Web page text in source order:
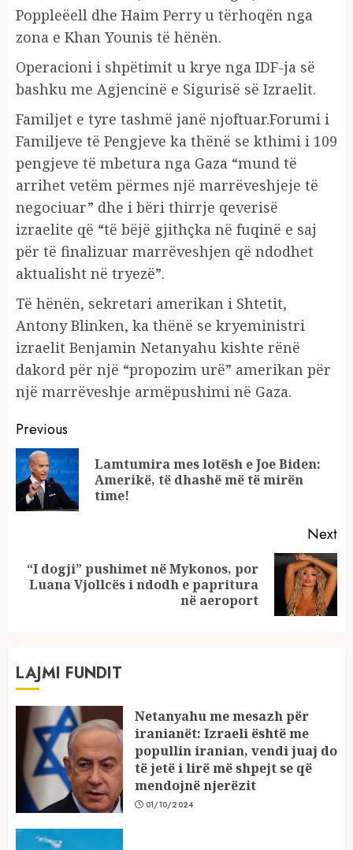
Poppleëell dhe Haim Perry u tërhoqën nga
zona e Khan Younis të hënën.
Operacioni i shpëtimit u krye nga IDF-ja së
bashku me Agjencinë e Sigurisë së Izraelit.
Familjet e tyre tashmë janë njoftuar.Forumi i
Familjeve të Pengjeve ka thënë se kthimi i 109
pengjeve të mbetura nga Gaza “mund të
arrihet vetëm përmes një marrëveshjeje të
negociuar” dhe i bëri thirrje qeverisë
izraelite që “të bëjë gjithçka në fuqinë e saj
për të finalizuar marrëveshjen që ndodhet
aktualisht në tryezë”.
Të hënën, sekretari amerikan i Shtetit,
Antony Blinken, ka thënë se kryeministri
izraelit Benjamin Netanyahu kishte rënë
dakord për një “propozim urë” amerikan për
një marrëveshje armëpushimi në Gaza.
Continue
Reading
Previous
Lamtumira mes lotësh e Joe Biden:
Amerikë, të dhashë më të mirën
time!
Next
Next
“I dogji” pushimet në Mykonos, por
Luana Vjollcës i ndodh e papritura
në aeroport
LAJMI FUNDIT
Netanyahu me mesazh për
iranianët: Izraeli është me
popullin iranian, vendi juaj do
të jetë i lirë më shpejt se që
mendojnë njerëzit
01/10/2024